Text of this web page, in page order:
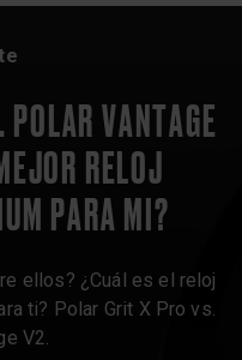
VANTAGE
RELOJ
PARA MI?
ellos? ¿Cuál es el reloj
ti? Polar Grit X Pro vs.
V2.